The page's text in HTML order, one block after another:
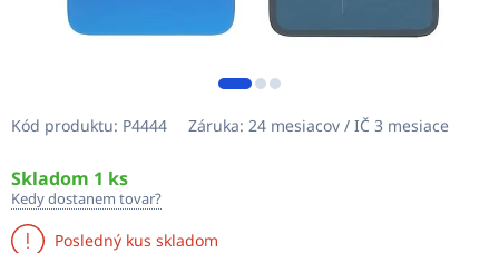
Kód produktu: P4444 Záruka: 24 mesiacov / IČ 3 mesiace
Skladom 1 ks
Kedy dostanem tovar?
Posledný kus skladom